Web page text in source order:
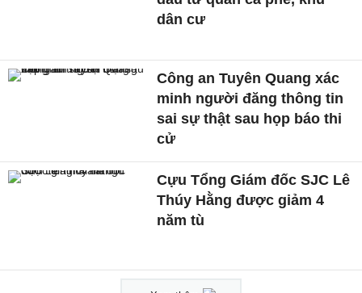
dân cư
Công an Tuyên Quang xác
minh người đăng thông tin
sai sự thật sau họp báo thi
cử
Cựu Tổng Giám đốc SJC Lê
Thúy Hằng được giảm 4
năm tù